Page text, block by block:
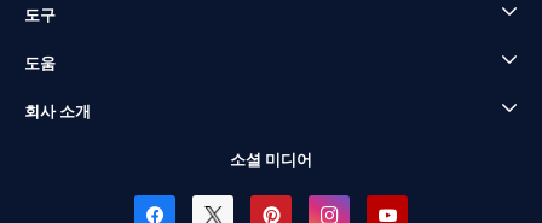
도구
도움
회사 소개
소셜 미디어